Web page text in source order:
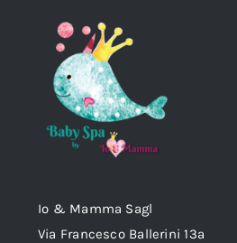
Io & Mamma Sagl
Via Francesco Ballerini 13a